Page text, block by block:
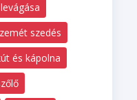
szedés
és kápolna